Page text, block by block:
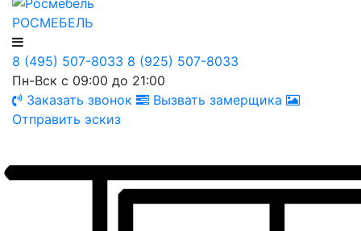
РОСМЕБЕЛЬ
8 (495) 507-8033 8 (925) 507-8033
Пн-Вск с 09:00 до 21:00
Заказать звонок
Вызвать замерщика
Отправить эскиз